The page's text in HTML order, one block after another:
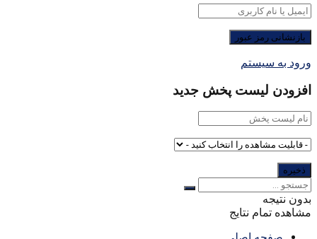
ورود به سیستم
افزودن لیست پخش جدید
بدون نتیجه
مشاهده تمام نتایج